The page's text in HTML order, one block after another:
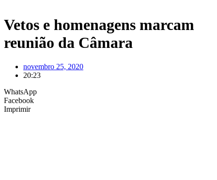
Vetos e homenagens marcam
reunião da Câmara
novembro 25, 2020
20:23
WhatsApp
Facebook
Imprimir